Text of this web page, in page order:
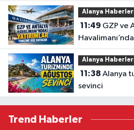
Alanya
11:49
güç katacak
Alanya
11:38
sevinci
Trend Haberler